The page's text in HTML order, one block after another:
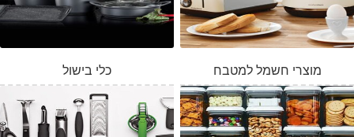
כלי בישול מוצרי חשמל למטבח